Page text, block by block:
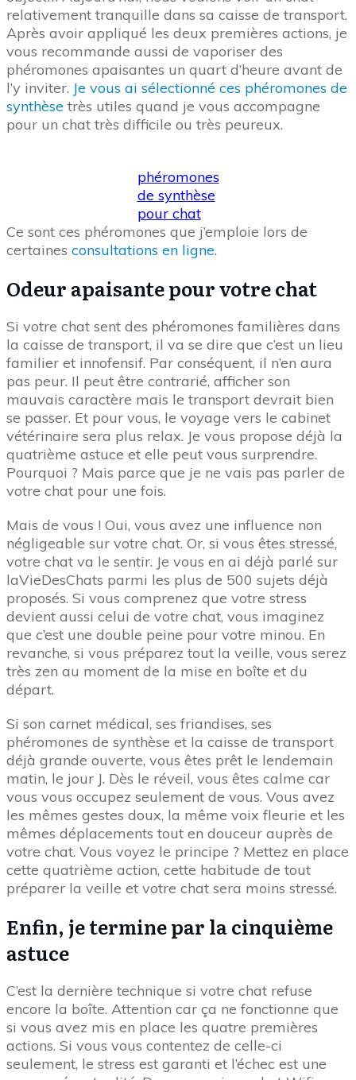
relativement tranquille dans sa caisse de transport.
Après avoir appliqué les deux premières actions, je
vous recommande aussi de vaporiser des
phéromones apaisantes un quart d’heure avant de
l’y inviter. Je vous ai sélectionné ces phéromones de
synthèse très utiles quand je vous accompagne
pour un chat très difficile ou très peureux.
phéromones
de synthèse
pour chat
Ce sont ces phéromones que j’emploie lors de
certaines consultations en ligne.
Odeur apaisante pour votre chat
Si votre chat sent des phéromones familières dans
la caisse de transport, il va se dire que c’est un lieu
familier et innofensif. Par conséquent, il n’en aura
pas peur. Il peut être contrarié, afficher son
mauvais caractère mais le transport devrait bien
se passer. Et pour vous, le voyage vers le cabinet
vétérinaire sera plus relax. Je vous propose déjà la
quatrième astuce et elle peut vous surprendre.
Pourquoi ? Mais parce que je ne vais pas parler de
votre chat pour une fois.
Mais de vous ! Oui, vous avez une influence non
négligeable sur votre chat. Or, si vous êtes stressé,
votre chat va le sentir. Je vous en ai déjà parlé sur
laVieDesChats parmi les plus de 500 sujets déjà
proposés. Si vous comprenez que votre stress
devient aussi celui de votre chat, vous imaginez
que c’est une double peine pour votre minou. En
revanche, si vous préparez tout la veille, vous serez
très zen au moment de la mise en boîte et du
départ.
Si son carnet médical, ses friandises, ses
phéromones de synthèse et la caisse de transport
déjà grande ouverte, vous êtes prêt le lendemain
matin, le jour J. Dès le réveil, vous êtes calme car
vous vous occupez seulement de vous. Vous avez
les mêmes gestes doux, la même voix fleurie et les
mêmes déplacements tout en douceur auprès de
votre chat. Vous voyez le principe ? Mettez en place
cette quatrième action, cette habitude de tout
préparer la veille et votre chat sera moins stressé.
Enfin, je termine par la cinquième
astuce
C’est la dernière technique si votre chat refuse
encore la boîte. Attention car ça ne fonctionne que
si vous avez mis en place les quatre premières
actions. Si vous vous contentez de celle-ci
seulement, le stress est garanti et l’échec est une